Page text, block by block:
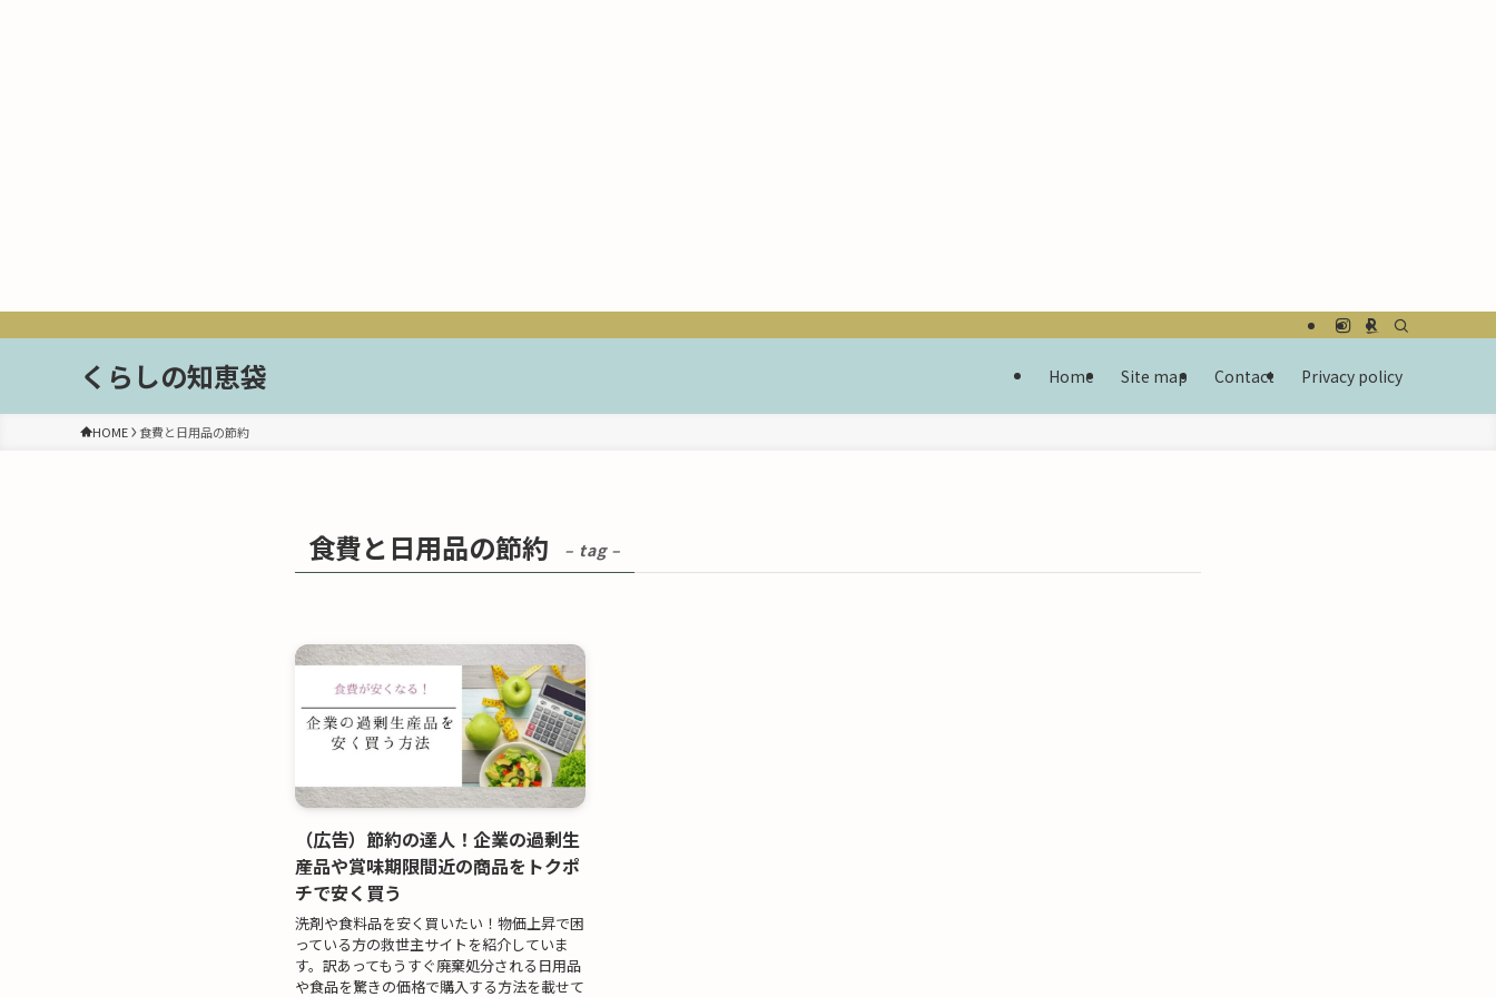
くらしの知恵袋 Home Site map Contact Privacy policy
HOME 食費と日用品の節約
食費と日用品の節約 – tag –
（広告）節約の達人！企業の過剰生
産品や賞味期限間近の商品をトクポ
チで安く買う
洗剤や食料品を安く買いたい！物価上昇で困
っている方の救世主サイトを紹介していま
す。訳あってもうすぐ廃棄処分される日用品
や食品を驚きの価格で購入する方法を載せて